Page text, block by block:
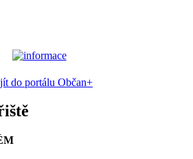
do portálu Občan+